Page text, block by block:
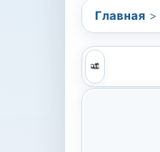
Главная >